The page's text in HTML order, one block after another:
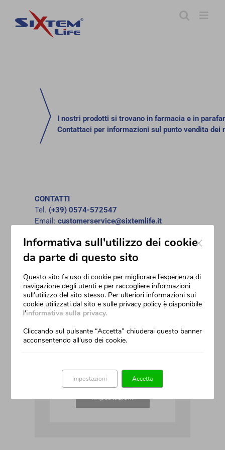
content
I nostri prodotti si trovano in farmacia e in
Contattaci per informazioni sul punto vendita dei
CONTATTI
Tel. (+39) 0574-572547
Email: customerservice@sixtemlife.it
Informativa sull'utilizzo dei cookie
da parte di questo sito
Questo sito fa uso di cookie per migliorare l’esperienza di
navigazione degli utenti e per raccogliere informazioni
sull’utilizzo del sito stesso. Per ulteriori informazioni sui
cookie utilizzati dal sito e sulle privacy policy è disponibile
l'informativa sulla privacy.
Cliccando sul pulsante “Accetta” chiuderai questo banner
acconsentendo all'uso dei cookie.
Accetta
Impostazioni